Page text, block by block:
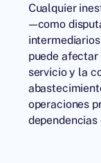
Cualquier
—como
puede
servicio y la
operaciones